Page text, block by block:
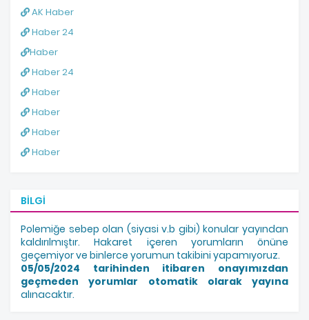
AK Haber
Haber 24
Haber
Haber 24
Haber
Haber
Haber
Haber
BILGI
Polemiğe sebep olan (siyasi v.b gibi) konular yayından
kaldırılmıştır. Hakaret içeren yorumların önüne
geçemiyor ve binlerce yorumun takibini yapamıyoruz.
05/05/2024 tarihinden itibaren onayımızdan
geçmeden yorumlar otomatik olarak yayına
alınacaktır.